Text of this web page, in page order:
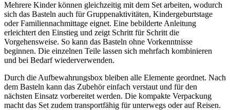
Mehrere Kinder können gleichzeitig mit dem Set arbeiten, wodurch
sich das Basteln auch für Gruppenaktivitäten, Kindergeburtstage
oder Familiennachmittage eignet. Eine bebilderte Anleitung
erleichtert den Einstieg und zeigt Schritt für Schritt die
Vorgehensweise. So kann das Basteln ohne Vorkenntnisse
beginnen. Die einzelnen Teile lassen sich mehrfach kombinieren
und bei Bedarf wiederverwenden.
Durch die Aufbewahrungsbox bleiben alle Elemente geordnet. Nach
dem Basteln kann das Zubehör einfach verstaut und für den
nächsten Einsatz vorbereitet werden. Die kompakte Verpackung
macht das Set zudem transportfähig für unterwegs oder auf Reisen.